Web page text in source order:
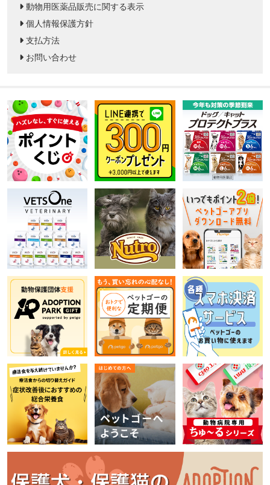
動物用医薬品販売に関する表示
個人情報保護方針
支払方法
お問い合わせ